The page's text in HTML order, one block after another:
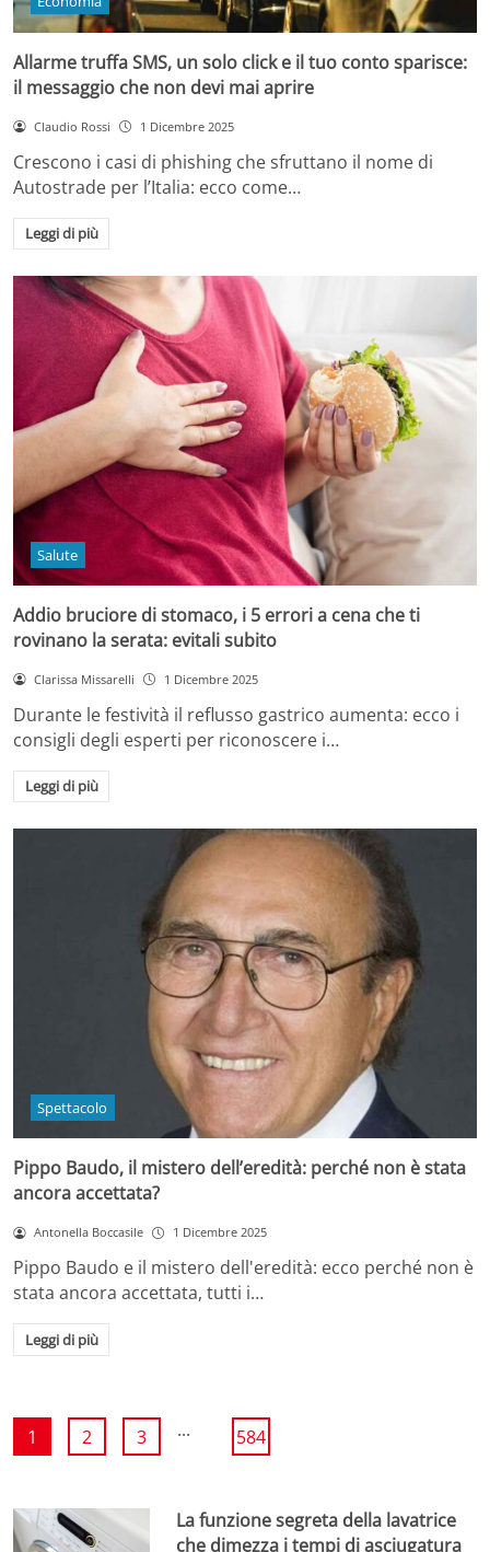
Allarme truffa SMS, un solo click e il tuo conto sparisce:
il messaggio che non devi mai aprire
Claudio Rossi 1 Dicembre 2025
Crescono i casi di phishing che sfruttano il nome di
Autostrade per l’Italia: ecco come…
Leggi di più
Salute
Addio bruciore di stomaco, i 5 errori a cena che ti
rovinano la serata: evitali subito
Clarissa Missarelli 1 Dicembre 2025
Durante le festività il reflusso gastrico aumenta: ecco i
consigli degli esperti per riconoscere i…
Leggi di più
Spettacolo
Pippo Baudo, il mistero dell’eredità: perché non è stata
ancora accettata?
Antonella Boccasile 1 Dicembre 2025
Pippo Baudo e il mistero dell'eredità: ecco perché non è
stata ancora accettata, tutti i…
Leggi di più
1 2 3 ... 584
La funzione segreta della lavatrice
che dimezza i tempi di asciugatura